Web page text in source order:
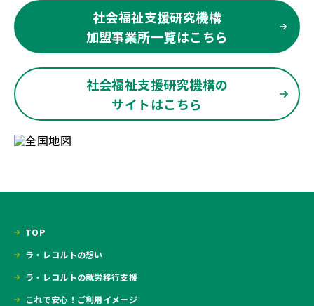
社会福祉支援研究機構
加盟事業所一覧はこちら
社会福祉支援研究機構の
サイトはこちら
TOP
ラ・レコルトの想い
ラ・レコルトの就労移行支援
これで安心！ご利用イメージ